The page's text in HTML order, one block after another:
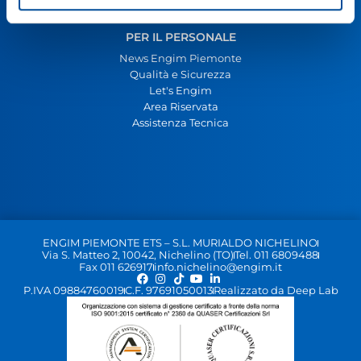
PER IL PERSONALE
News Engim Piemonte
Qualità e Sicurezza
Let's Engim
Area Riservata
Assistenza Tecnica
ENGIM PIEMONTE ETS – S.L. MURIALDO NICHELINO
Via S. Matteo 2, 10042, Nichelino (TO)Tel. 011 6809488
Fax 011 626917 info.nichelino@engim.it
P.IVA 09884760019C.F. 97691050013Realizzato da Deep Lab